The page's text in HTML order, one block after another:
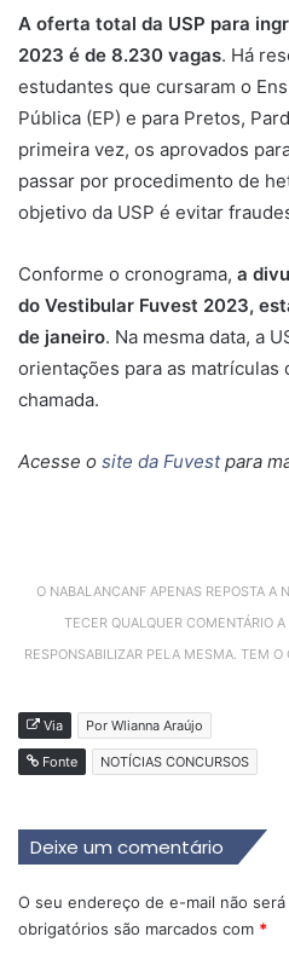
A oferta total da USP para
2023 é de 8.230 vagas. Há
estudantes que cursaram o
Pública (EP) e para Pretos,
primeira vez, os aprovados
passar por procedimento de
objetivo da USP é evitar
Conforme o cronograma, a
do Vestibular Fuvest 2023,
de janeiro. Na mesma data, a
orientações para as matrículas
chamada.
Acesse o site da Fuvestpara
O NABALANCANF APENAS REPOSTA A
TECER QUALQUER COMENTÁRIO
RESPONSABILIZAR PELA MESMA. TEM
Via Por Wlianna Araújo
Fonte NOTÍCIAS CONCURSOS
Deixe um comentário
O seu endereço de e-mail não será
obrigatórios são marcados com *